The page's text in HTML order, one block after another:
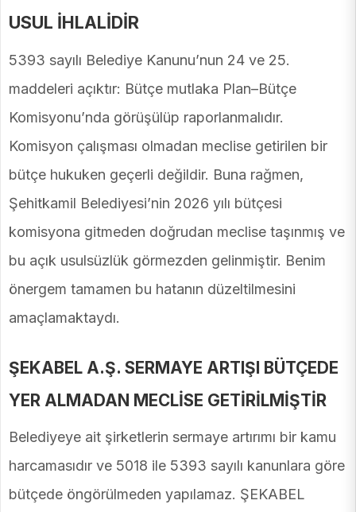
USUL İHLALİDİR
5393 sayılı Belediye Kanunu’nun 24 ve 25.
maddeleri açıktır: Bütçe mutlaka Plan–Bütçe
Komisyonu’nda görüşülüp raporlanmalıdır.
Komisyon çalışması olmadan meclise getirilen bir
bütçe hukuken geçerli değildir. Buna rağmen,
Şehitkamil Belediyesi’nin 2026 yılı bütçesi
komisyona gitmeden doğrudan meclise taşınmış ve
bu açık usulsüzlük görmezden gelinmiştir. Benim
önergem tamamen bu hatanın düzeltilmesini
amaçlamaktaydı.
ŞEKABEL A.Ş. SERMAYE ARTIŞI BÜTÇEDE
YER ALMADAN MECLİSE GETİRİLMİŞTİR
Belediyeye ait şirketlerin sermaye artırımı bir kamu
harcamasıdır ve 5018 ile 5393 sayılı kanunlara göre
bütçede öngörülmeden yapılamaz. ŞEKABEL